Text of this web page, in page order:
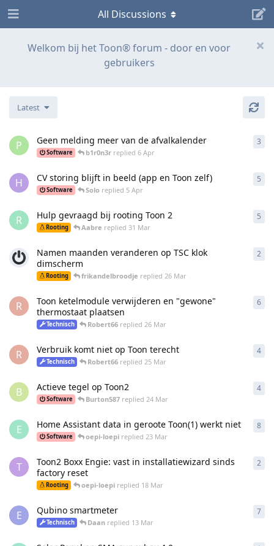
Welkom bij het Toon® forum - door en voor
gebruikers
All Discussions
Latest
P Geen melding meer van de afvalkalender
Software b1r0n3r replied6 Apr
3
H CV storing blijft in beeld (app en Toon zelf)
Software Solo replied 5 Apr
5
R Hulp gevraagd bij rooting Toon 2
Rooting Aabre replied31 Mar
5
Namen maanden veranderen op TSC klok
dimscherm
Rooting frikandelbroodje replied26 Mar
2
R
Toon ketelmodule verwijderen en "gewone"
thermostaat plaatsen
Technisch Robert66 replied26 Mar
6
R Verbruik komt niet op Toon terecht
Technisch Robert66 replied25 Mar
4
B Actieve tegel op Toon2
Software Burton587 replied24 Mar
4
E Home Assistant data in geroote Toon(1) werkt niet
Software oepi-loepi replied23 Mar
8
T
Toon2 Boxx Engie: vast in installatiewizard sinds
factory reset
Rooting oepi-loepi replied 18 Mar
2
E Qubino smartmeter
Technisch Daan replied 13 Mar
7